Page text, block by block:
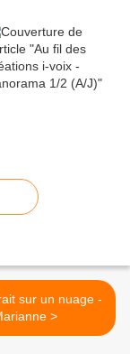
sur un nuage -
Marianne >